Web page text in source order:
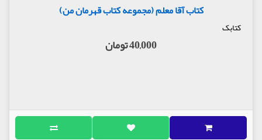
کتاب آقا معلم (مجموعه کتاب قهرمان من)
کتابک
40,000 تومان